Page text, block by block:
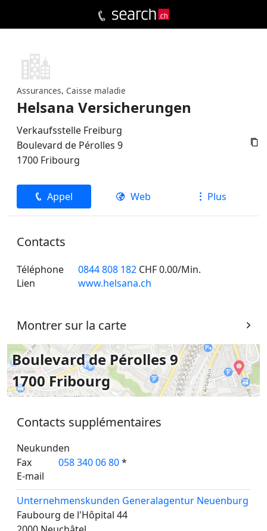
Assurances, Caisse maladie
Helsana Versicherungen
Verkaufsstelle Freiburg

Boulevard de Pérolles 9
1700 Fribourg
Appel Web Plus
Contacts
Téléphone 0844 808 182 CHF 0.00/Min.
Lien
www.helsana.ch
Montrer sur la carte
Boulevard de Pérolles 9
1700 Fribourg
Contacts supplémentaires
Neukunden
Fax
058 340 06 80*
E-mail
Unternehmenskunden Generalagentur Neuenburg
Faubourg de l'Hôpital 44